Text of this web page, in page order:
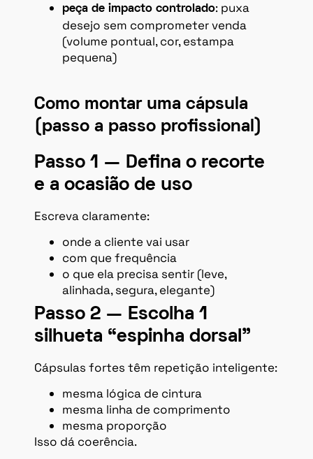
peça de impacto controlado: puxa
desejo sem comprometer venda
(volume pontual, cor, estampa
pequena)
Como montar uma cápsula
(passo a passo profissional)
Passo 1 — Defina o recorte
e a ocasião de uso
Escreva claramente:
onde a cliente vai usar
com que frequência
o que ela precisa sentir (leve,
alinhada, segura, elegante)
Passo 2 — Escolha 1
silhueta “espinha dorsal”
Cápsulas fortes têm repetição inteligente:
mesma lógica de cintura
mesma linha de comprimento
mesma proporção
Isso dá coerência.